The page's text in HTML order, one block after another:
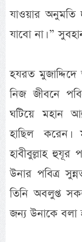
যাওয়ার
যাবো না। ”
হযরত
নিজ জীবনে
ঘটিয়ে মহান
হাছিল করেন।
হাবীবুল্লাহ হুযূর
উনার পবিত্র
তিনি অবলুপ্ত
জন্য উনাকে বলা